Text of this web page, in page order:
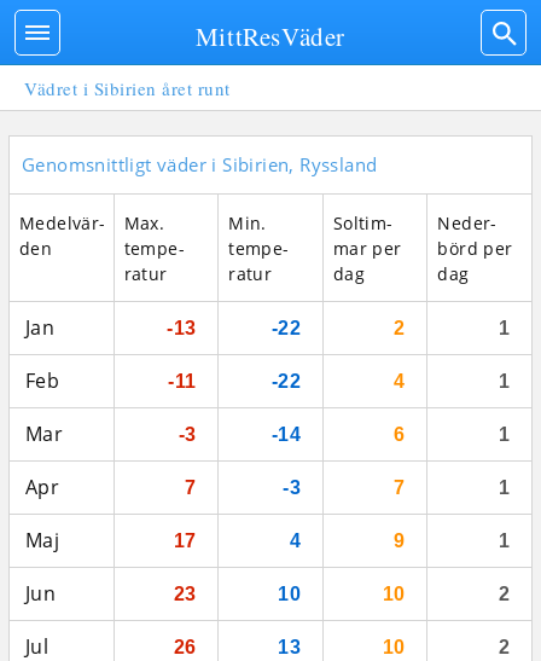
Vädret i Sibirien året runt
Genomsnittligt väder i Sibirien, Ryssland
Medel­vär­
den
Max.
tempe­
ratur
Min.
tempe­
ratur
Sol­tim­
mar per
dag
Neder­
börd per
dag
Jan -13 -22 2 1
Feb -11 -22 4 1
Mar -3 -14 6 1
Apr 7 -3 7 1
Maj 17 4 9 1
Jun 23 10 10 2
Jul 26 13 10 2
MittResVäder